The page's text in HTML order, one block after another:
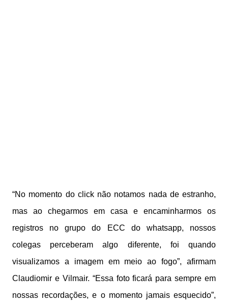
“No momento do click não notamos nada de estranho,
mas ao chegarmos em casa e encaminharmos os
registros no grupo do ECC do whatsapp, nossos
colegas perceberam algo diferente, foi quando
visualizamos a imagem em meio ao fogo”, afirmam
Claudiomir e Vilmair. “Essa foto ficará para sempre em
nossas recordações, e o momento jamais esquecido”,